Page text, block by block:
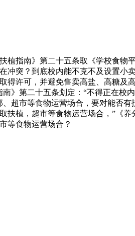
南》第二十五条取《学校食物
突？到底校内能不克不及设置小
许可，并避免售卖高盐、高糖及
》第二十五条划定：“不得正在校
超市等食物运营场合，要对能否
植，超市等食物运营场合，”《
等食物运营场合？